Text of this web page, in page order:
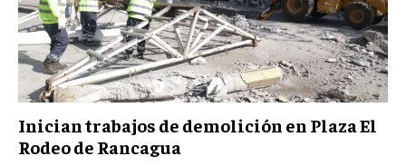
Inician trabajos de demolición en Plaza El
Rodeo de Rancagua